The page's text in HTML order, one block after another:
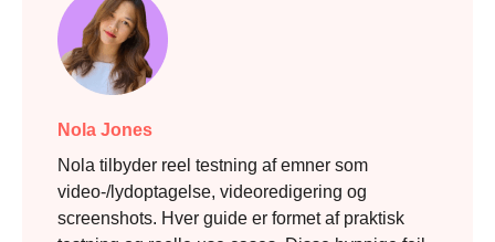
Nola Jones
Nola tilbyder reel testning af emner som
video-/lydoptagelse, videoredigering og
screenshots. Hver guide er formet af praktisk